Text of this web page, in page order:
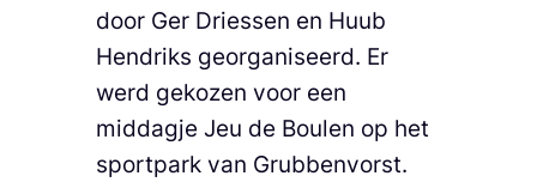
door Ger Driessen en Huub
Hendriks georganiseerd. Er
werd gekozen voor een
middagje Jeu de Boulen op het
sportpark van Grubbenvorst.